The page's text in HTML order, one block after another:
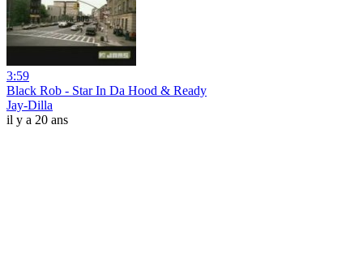
3:59
Black Rob - Star In Da Hood & Ready
Jay-Dilla
il y a 20 ans